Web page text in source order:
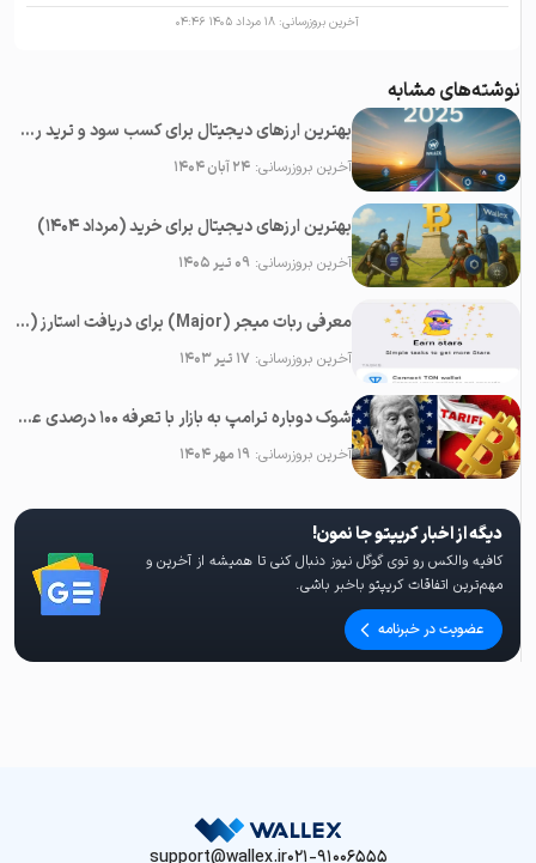
آخرین بروزرسانی: ۱۸ مرداد ۱۴۰۵ ۰۴:۴۶
نوشته‌های مشابه
بهترین ارزهای دیجیتال برای کسب سود و ترید روزانه در سال ۲۰۲۵
آخرین بروزرسانی:۲۴ آبان ۱۴۰۴
بهترین ارزهای دیجیتال برای خرید (مرداد ۱۴۰۴)
آخرین بروزرسانی:۰۹ تیر ۱۴۰۵
معرفی ربات میجر (Major) برای دریافت استارز (Stars) رایگان در تلگرام
آخرین بروزرسانی:۱۷ تیر ۱۴۰۳
شوک دوباره ترامپ به بازار با تعرفه ۱۰۰ درصدی علیه چین؛‌ سقوط همه رمزارزها
آخرین بروزرسانی:۱۹ مهر ۱۴۰۴
دیگه از اخبار کریپتو جا نمون!
کافیه والکس رو توی گوگل نیوز دنبال کنی تا همیشه از آخرین و
مهم‌ترین اتفاقات کریپتو باخبر باشی.
عضویت در خبرنامه